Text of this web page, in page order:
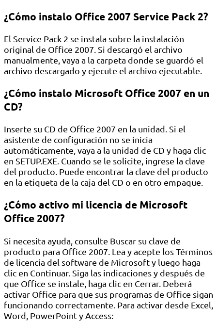
¿Cómo instalo Office 2007 Service Pack 2?
El Service Pack 2 se instala sobre la instalación
original de Office 2007. Si descargó el archivo
manualmente, vaya a la carpeta donde se guardó el
archivo descargado y ejecute el archivo ejecutable.
¿Cómo instalo Microsoft Office 2007 en un
CD?
Inserte su CD de Office 2007 en la unidad. Si el
asistente de configuración no se inicia
automáticamente, vaya a la unidad de CD y haga clic
en SETUP.EXE. Cuando se le solicite, ingrese la clave
del producto. Puede encontrar la clave del producto
en la etiqueta de la caja del CD o en otro empaque.
¿Cómo activo mi licencia de Microsoft
Office 2007?
Si necesita ayuda, consulte Buscar su clave de
producto para Office 2007. Lea y acepte los Términos
de licencia del software de Microsoft y luego haga
clic en Continuar. Siga las indicaciones y después de
que Office se instale, haga clic en Cerrar. Deberá
activar Office para que sus programas de Office sigan
funcionando correctamente. Para activar desde Excel,
Word, PowerPoint y Access: